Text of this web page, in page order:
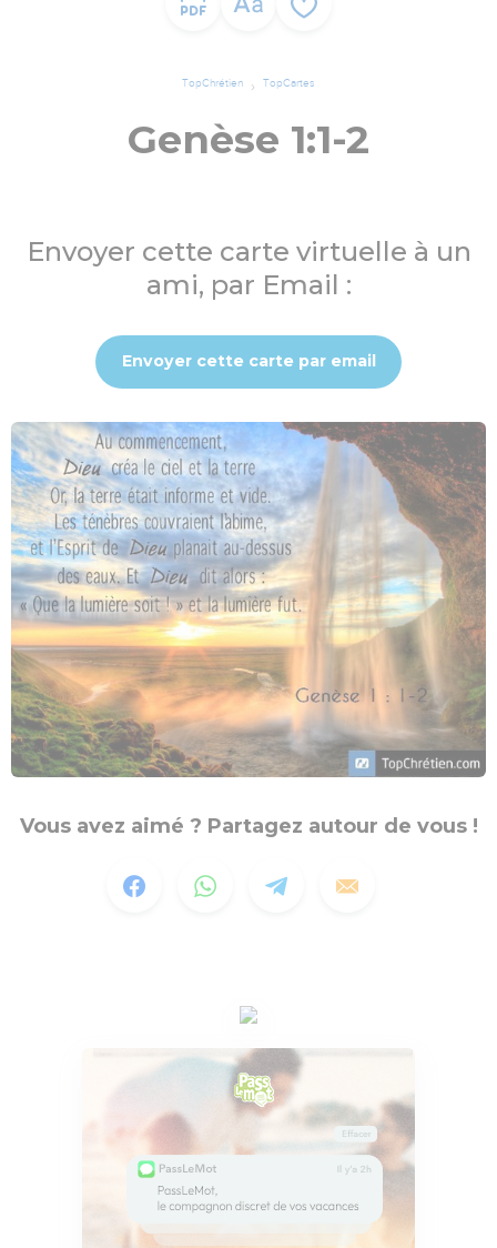
TopChrétien TopCartes
Genèse 1:1-2
Envoyer cette carte virtuelle à un
ami, par Email :
Envoyer cette carte par email
Vous avez aimé ? Partagez autour de vous !